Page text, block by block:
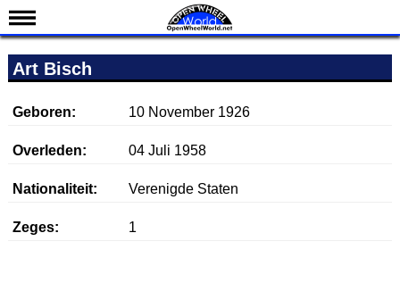
Nieuws
Kalender
Uitslagen
Teams
IndyCar 101
Art Bisch
Geboren: 10 November 1926
Overleden: 04 Juli 1958
Nationaliteit: Verenigde Staten
Zeges: 1